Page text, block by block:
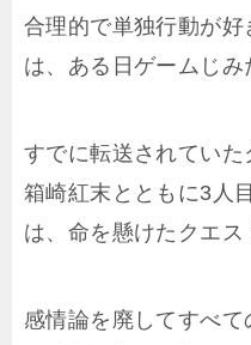
合理的で単独行動が
は、ある日ゲームじみ
すでに転送されていた
箱崎紅末とともに3人
は、命を懸けたクエス
感情論を廃してすべ